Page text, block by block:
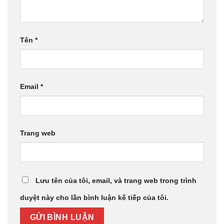
Tên *
Email *
Trang web
Lưu tên của tôi, email, và trang web trong trình
duyệt này cho lần bình luận kế tiếp của tôi.